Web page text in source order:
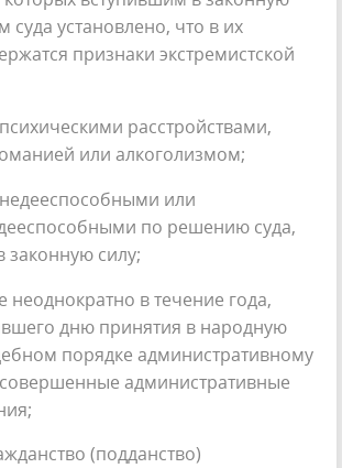
суда установлено, что в их
признаки экстремистской
расстройствами,
или алкоголизмом;
или
по решению суда,
законную силу;
неоднократно в течение года,
дню принятия в народную
порядке административному
административные
(подданство)